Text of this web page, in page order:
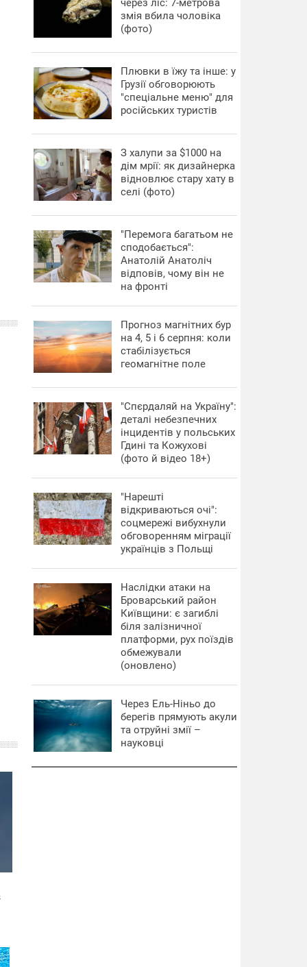
через ліс: 7-метрова
змія вбила чоловіка
(фото)
Плювки в їжу та інше: у
Грузії обговорюють
"спеціальне меню" для
російських туристів
З халупи за $1000 на
дім мрії: як дизайнерка
відновлює стару хату в
селі (фото)
"Перемога багатьом не
сподобається":
Анатолій Анатоліч
відповів, чому він не
на фронті
Прогноз магнітних бур
на 4, 5 і 6 серпня: коли
стабілізується
геомагнітне поле
"Спєрдаляй на Україну":
деталі небезпечних
інцидентів у польських
Гдині та Кожухові
(фото й відео 18+)
"Нарешті
відкриваються очі":
соцмережі вибухнули
обговоренням міграції
українців з Польщі
Наслідки атаки на
Броварський район
Київщини: є загиблі
біля залізничної
платформи, рух поїздів
обмежували
(оновлено)
Через Ель-Ніньо до
берегів прямують акули
та отруйні змії –
науковці